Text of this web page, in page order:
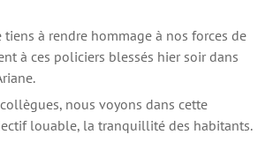
tiens à rendre hommage à nos forces de
à ces policiers blessés hier soir dans
nous voyons dans cette
louable, la tranquillité des habitants.